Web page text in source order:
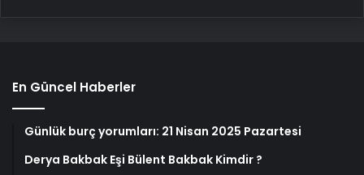
En Güncel Haberler
Günlük burç yorumları: 21 Nisan 2025 Pazartesi
Derya Bakbak Eşi Bülent Bakbak Kimdir ?